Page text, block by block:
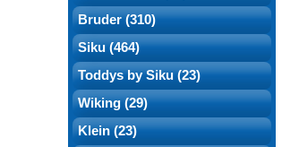
Bruder (310)
Siku (464)
Toddys by Siku (23)
Wiking (29)
Klein (23)